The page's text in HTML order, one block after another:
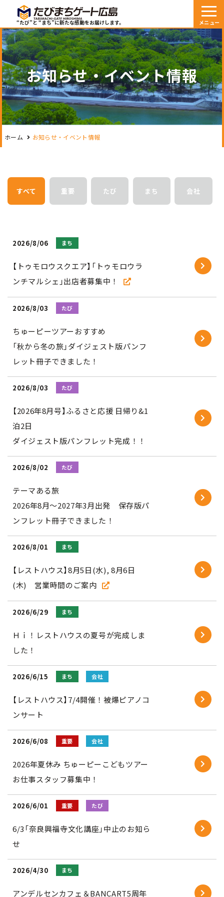
“たび”と “まち”に新たな感動をお届けします。
お知らせ・イベント情報
ホーム お知らせ・イベント情報
すべて 重要 たび まち 会社
2026/8/06 まち
【トゥモロウスクエア】「トゥモロウラ
ンチマルシェ」出店者募集中！
2026/8/03 たび
ちゅーピーツアーおすすめ
「秋から冬の旅」ダイジェスト版パンフ
レット冊子できました！
2026/8/03 たび
【2026年8月号】ふるさと応援 日帰り&1
泊2日
ダイジェスト版パンフレット完成！！
2026/8/02 たび
テーマある旅
2026年8月～2027年3月出発 保存版パ
ンフレット冊子できました！
2026/8/01 まち
【レストハウス】8月5日(水), 8月6日
(木) 営業時間のご案内
2026/6/29 まち
Ｈｉ！レストハウスの夏号が完成しま
した！
2026/6/15 まち 会社
【レストハウス】7/4開催！被爆ピアノコ
ンサート
2026/6/08 重要 会社
2026年夏休み ちゅーピーこどもツアー
お仕事スタッフ募集中！
2026/6/01 重要 たび
6/3「奈良興福寺文化講座」中止のお知ら
せ
2026/4/30 まち
アンデルセンカフェ＆BANCART5周年